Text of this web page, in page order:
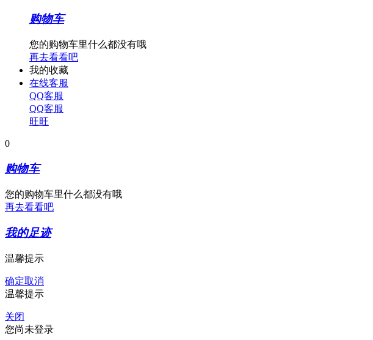
购物车
您的购物车里什么都没有哦
再去看看吧
我的收藏
在线客服
QQ客服
QQ客服
旺旺
0
购物车
您的购物车里什么都没有哦
再去看看吧
我的足迹
温馨提示
确定取消
温馨提示
关闭
您尚未登录